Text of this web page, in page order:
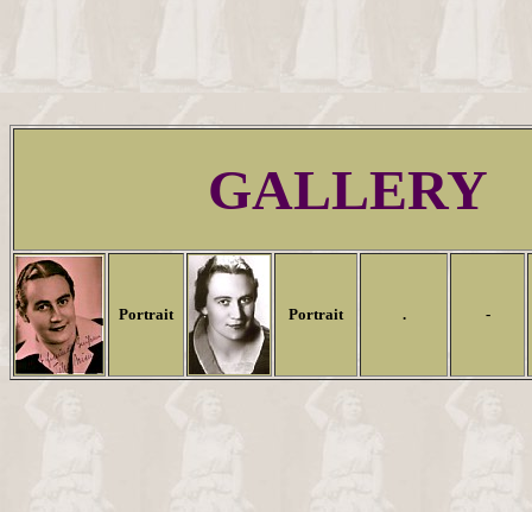
GALLERY
Portrait Portrait . -